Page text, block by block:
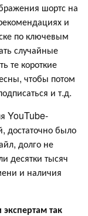
шортс на
и
по ключевым
случайные
те короткие
чтобы потом
и т.д.
YouTube-
достаточно было
долго не
десятки тысяч
и наличия
так